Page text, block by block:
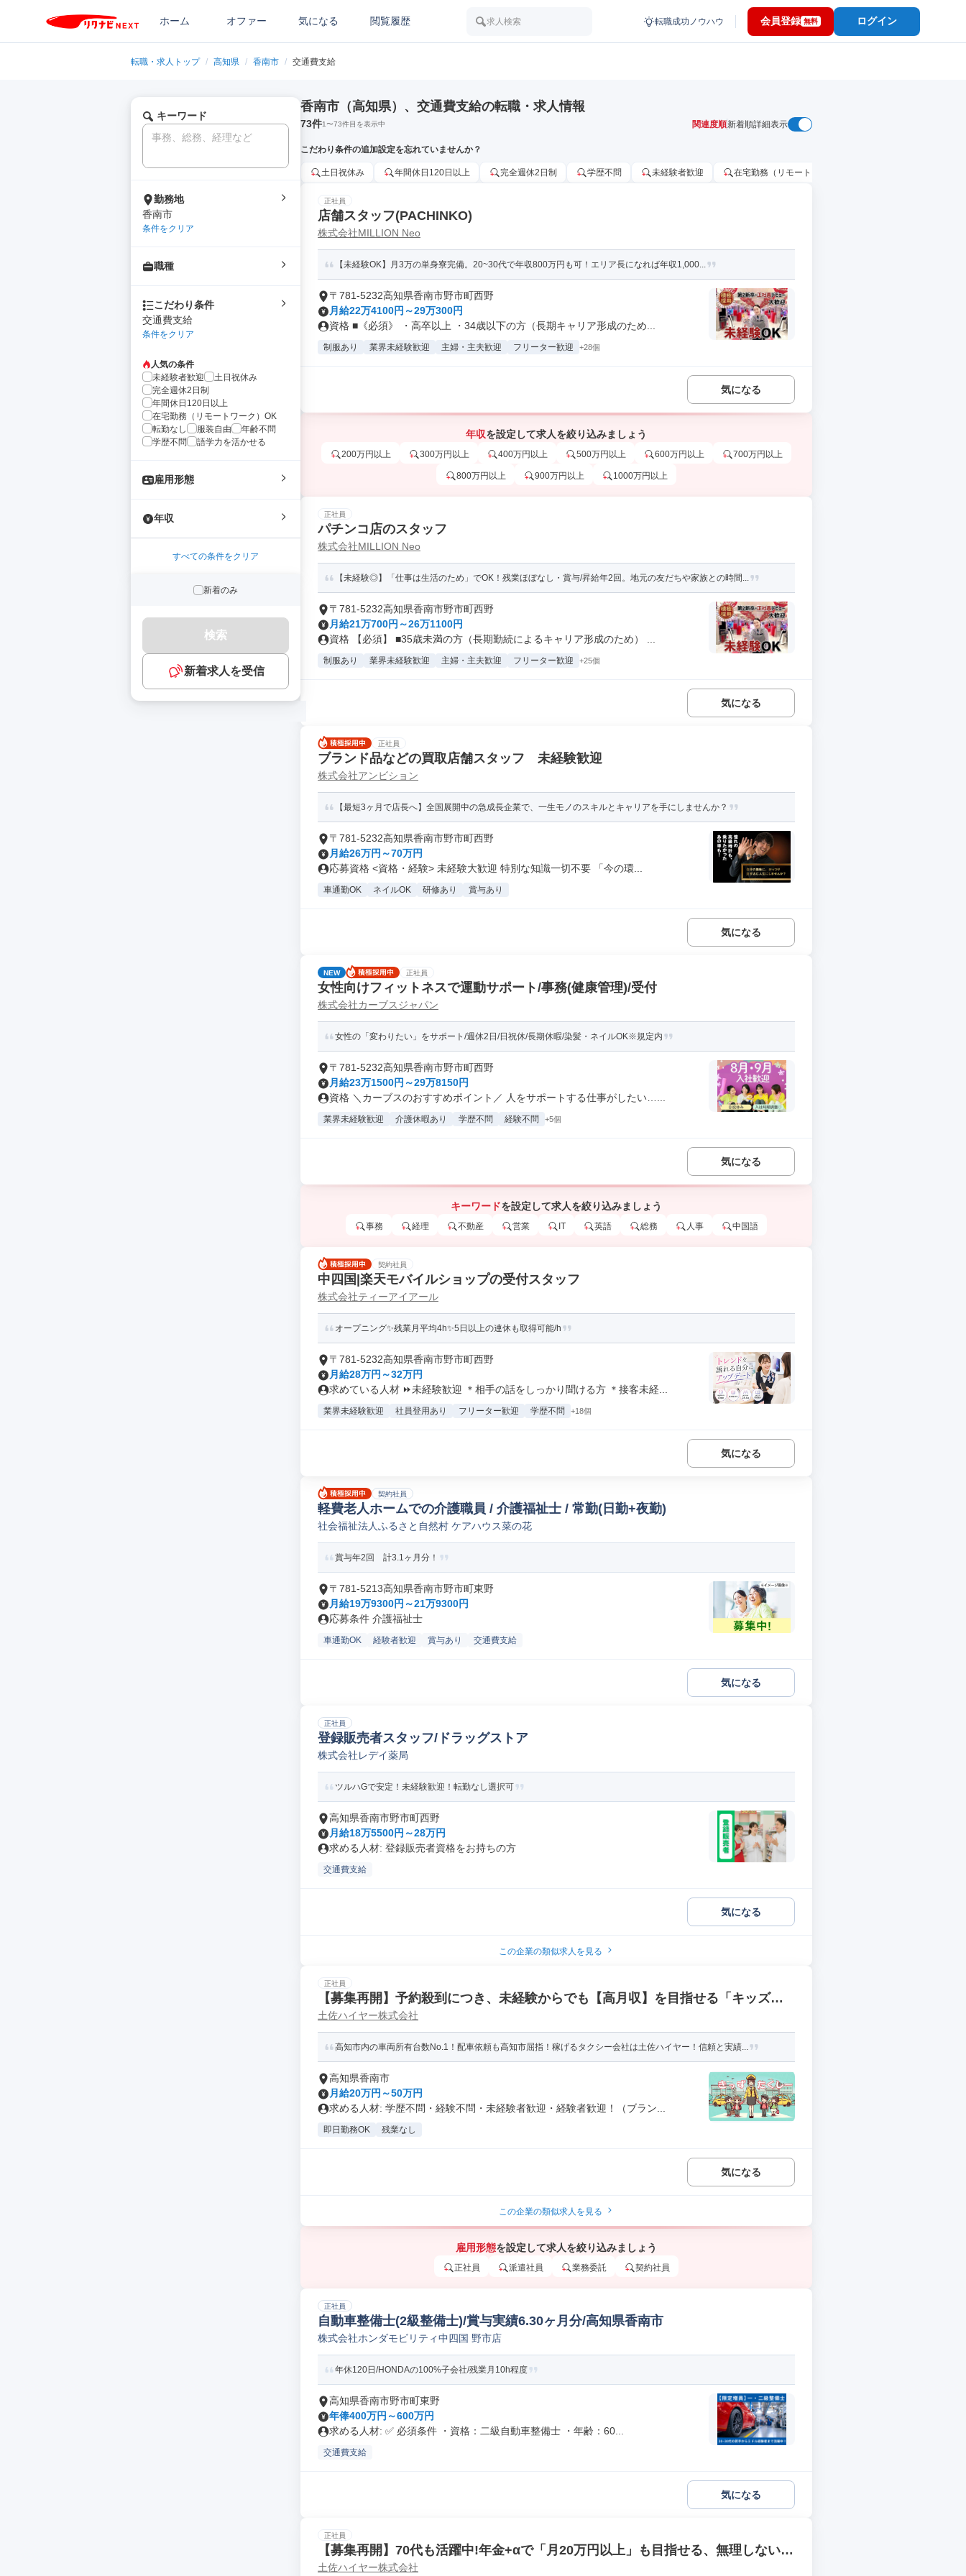
ホーム オファー 気になる 閲覧履歴 求人検索 転職成功ノウハウ 会員登録 無料 ログイン
転職・求人トップ / 高知県 / 香南市 / 交通費支給
キーワード
勤務地
香南市
条件をクリア
職種
こだわり条件
交通費支給
条件をクリア
人気の条件
未経験者歓迎
土日祝休み
完全週休2日制
年間休日120日以上
在宅勤務（リモートワーク）OK
転勤なし
服装自由
年齢不問
学歴不問
語学力を活かせる
雇用形態
年収
すべての条件をクリア
新着のみ
検索
新着求人を受信
香南市（高知県）、交通費支給の転職・求人情報
73件1〜73件目を表示中 関連度順新着順詳細表示
こだわり条件の追加設定を忘れていませんか？
土日祝休み 年間休日120日以上 完全週休2日制 学歴不問 未経験者歓迎 在宅勤務（リモートワーク）OK
正社員
店舗スタッフ(PACHINKO)
株式会社MILLION Neo
【未経験OK】月3万の単身寮完備。20~30代で年収800万円も可！エリア長になれば年収1,000...
〒781-5232高知県香南市野市町西野
月給22万4100円～29万300円
資格 ■《必須》 ・高卒以上 ・34歳以下の方（長期キャリア形成のため...
制服あり 業界未経験歓迎 主婦・主夫歓迎 フリーター歓迎 +28個
気になる
年収を設定して求人を絞り込みましょう
200万円以上 300万円以上 400万円以上 500万円以上 600万円以上 700万円以上
800万円以上 900万円以上 1000万円以上
正社員
パチンコ店のスタッフ
株式会社MILLION Neo
【未経験◎】「仕事は生活のため」でOK！残業ほぼなし・賞与/昇給年2回。地元の友だちや家族との時間...
〒781-5232高知県香南市野市町西野
月給21万700円～26万1100円
資格 【必須】 ■35歳未満の方（長期勤続によるキャリア形成のため） ...
制服あり 業界未経験歓迎 主婦・主夫歓迎 フリーター歓迎 +25個
気になる
正社員
ブランド品などの買取店舗スタッフ 未経験歓迎
株式会社アンビション
【最短3ヶ月で店長へ】全国展開中の急成長企業で、一生モノのスキルとキャリアを手にしませんか？
〒781-5232高知県香南市野市町西野
月給26万円～70万円
応募資格 <資格・経験> 未経験大歓迎 特別な知識一切不要 「今の環...
車通勤OK ネイルOK 研修あり 賞与あり
気になる
NEW 正社員
女性向けフィットネスで運動サポート/事務(健康管理)/受付
株式会社カーブスジャパン
女性の「変わりたい」をサポート/週休2日/日祝休/長期休暇/染髪・ネイルOK※規定内
〒781-5232高知県香南市野市町西野
月給23万1500円～29万8150円
資格 ＼カーブスのおすすめポイント／ 人をサポートする仕事がしたい…...
業界未経験歓迎 介護休暇あり 学歴不問 経験不問 +5個
気になる
キーワードを設定して求人を絞り込みましょう
事務 経理 不動産 営業 IT 英語 総務 人事 中国語
契約社員
中四国|楽天モバイルショップの受付スタッフ
株式会社ティーアイアール
オープニング✨残業月平均4h✨5日以上の連休も取得可能/h
〒781-5232高知県香南市野市町西野
月給28万円～32万円
求めている人材 ⏩未経験歓迎 ＊相手の話をしっかり聞ける方 ＊接客未経...
業界未経験歓迎 社員登用あり フリーター歓迎 学歴不問 +18個
気になる
契約社員
軽費老人ホームでの介護職員 / 介護福祉士 / 常勤(日勤+夜勤)
社会福祉法人ふるさと自然村 ケアハウス菜の花
賞与年2回 計3.1ヶ月分！
〒781-5213高知県香南市野市町東野
月給19万9300円～21万9300円
応募条件 介護福祉士
車通勤OK 経験者歓迎 賞与あり 交通費支給
気になる
正社員
登録販売者スタッフ/ドラッグストア
株式会社レデイ薬局
ツルハGで安定！未経験歓迎！転勤なし選択可
高知県香南市野市町西野
月給18万5500円～28万円
求める人材: 登録販売者資格をお持ちの方
交通費支給
気になる
この企業の類似求人を見る
正社員
【募集再開】予約殺到につき、未経験からでも【高月収】を目指せる「キッズタ
クシー」
土佐ハイヤー株式会社
高知市内の車両所有台数No.1！配車依頼も高知市屈指！稼げるタクシー会社は土佐ハイヤー！信頼と実績...
高知県香南市
月給20万円～50万円
求める人材: 学歴不問・経験不問・未経験者歓迎・経験者歓迎！（ブラン...
即日勤務OK 残業なし
気になる
この企業の類似求人を見る
雇用形態を設定して求人を絞り込みましょう
正社員 派遣社員 業務委託 契約社員
正社員
自動車整備士(2級整備士)/賞与実績6.30ヶ月分/高知県香南市
株式会社ホンダモビリティ中四国 野市店
年休120日/HONDAの100%子会社/残業月10h程度
高知県香南市野市町東野
年俸400万円～600万円
求める人材: ✅ 必須条件 ・資格：二級自動車整備士 ・年齢：60...
交通費支給
気になる
正社員
【募集再開】70代も活躍中!年金+αで「月20万円以上」も目指せる、無理しないシ
ニアドライバー
土佐ハイヤー株式会社